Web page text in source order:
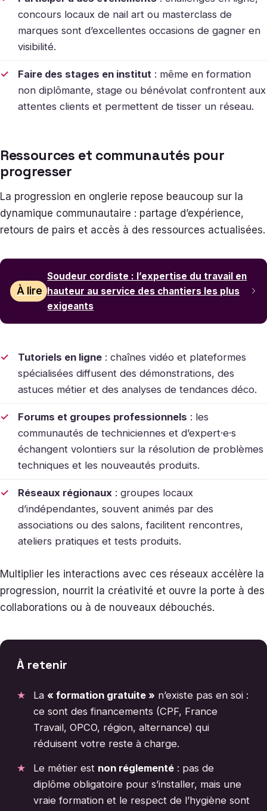
concours locaux de nail art ou masterclass de
marques sont d’excellentes occasions de gagner en
visibilité.
Faire des stages en institut : même en formation
non diplômante, stage ou bénévolat confrontent aux
attentes clients et permettent de tisser un réseau.
Ressources et communautés pour
progresser
La progression en onglerie repose beaucoup sur la
dynamique communautaire : partage d’expérience,
retours de pairs et accès à des ressources actualisées.
À lire
Soudeur cordiste : l’expertise du travail en
hauteur au service des chantiers les plus
exigeants
Tutoriels en ligne : chaînes vidéo et plateformes
spécialisées diffusent des démonstrations, des
astuces métier et des analyses de tendances déco.
Forums et groupes professionnels : les
communautés de techniciennes et d’expert·e·s
échangent volontiers sur la résolution de problèmes
techniques et les nouveautés produits.
Réseaux régionaux : groupes locaux
d’indépendantes, souvent animés par des
associations ou des salons, facilitent rencontres,
ateliers pratiques et tests produits.
Multiplier les interactions avec ces réseaux accélère la
progression, nourrit la créativité et ouvre la porte à des
collaborations ou à de nouveaux débouchés.
À retenir
La « formation gratuite » n’existe pas en soi :
ce sont des financements (CPF, France
Travail, OPCO, région, alternance) qui
réduisent votre reste à charge.
Le métier est non réglementé : pas de
diplôme obligatoire pour s’installer, mais une
vraie formation et le respect de l’hygiène sont